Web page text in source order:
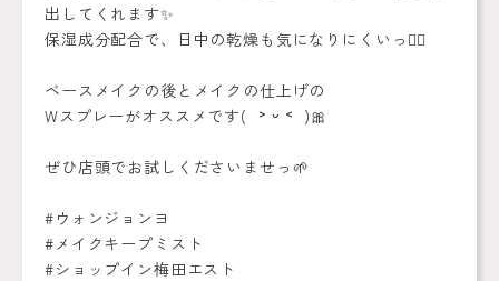
出してくれます✨
保湿成分配合で、日中の乾燥も気になりにくいっ✊🏻
ベースメイクの後とメイクの仕上げの
Wスプレーがオススメです( ˃ ᵕ ˂ )🎀
ぜひ店頭でお試しくださいませっ🌱
#ウォンジョンヨ
#メイクキープミスト
#ショップイン梅田エスト